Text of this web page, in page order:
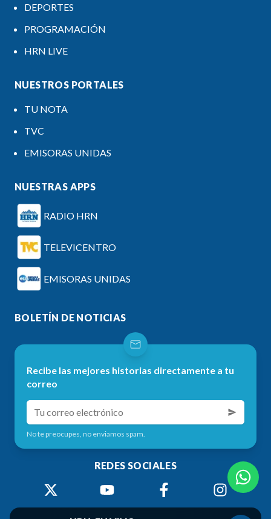
DEPORTES
PROGRAMACIÓN
HRN LIVE
NUESTROS PORTALES
TU NOTA
TVC
EMISORAS UNIDAS
NUESTRAS APPS
RADIO HRN
TELEVICENTRO
EMISORAS UNIDAS
BOLETÍN DE NOTICIAS
Recibe las mejores historias directamente a tu
correo
No te preocupes, no enviamos spam.
REDES SOCIALES